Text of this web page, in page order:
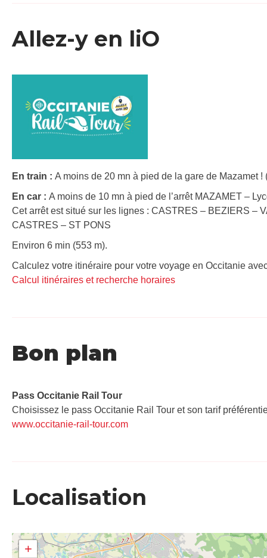
Allez-y en liO
En train : A moins de 20 mn à pied de la gare de Mazamet !
En car : A moins de 10 mn à pied de l’arrêt MAZAMET –
Cet arrêt est situé sur les lignes : CASTRES – BEZIERS –
CASTRES – ST PONS
Environ 6 min (553 m).
Calculez votre itinéraire pour votre voyage en Occitanie
Calcul itinéraires et recherche horaires
Bon plan
Pass Occitanie Rail Tour​
Choisissez le pass Occitanie Rail Tour et son tarif
www.occitanie-rail-tour.com
Localisation
+